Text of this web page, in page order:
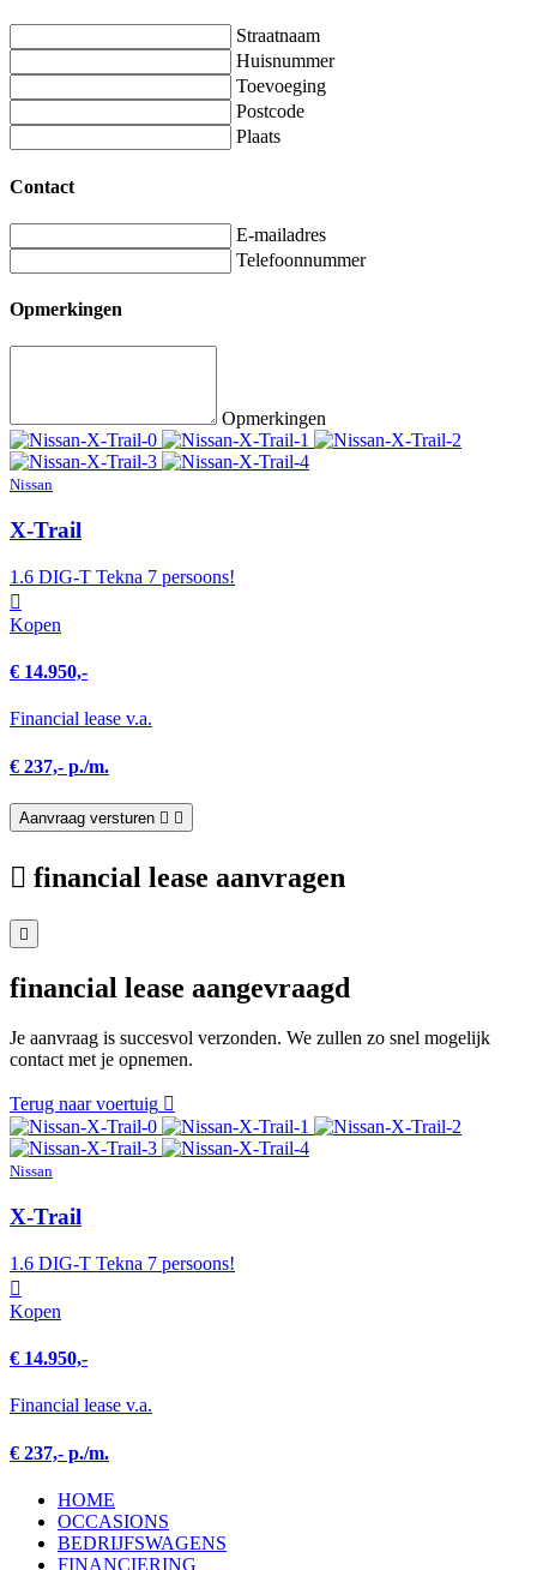
Straatnaam
Huisnummer
Toevoeging
Postcode
Plaats
Contact
E-mailadres
Telefoonnummer
Opmerkingen
Opmerkingen
Nissan
X-Trail
1.6 DIG-T Tekna 7 persoons!
Kopen
€ 14.950,-
Financial lease v.a.
€ 237,- p./m.
Aanvraag versturen
financial lease aanvragen
financial lease aangevraagd
Je aanvraag is succesvol verzonden. We zullen zo snel mogelijk
contact met je opnemen.
Terug naar voertuig
Nissan
X-Trail
1.6 DIG-T Tekna 7 persoons!
Kopen
€ 14.950,-
Financial lease v.a.
€ 237,- p./m.
HOME
OCCASIONS
BEDRIJFSWAGENS
FINANCIERING